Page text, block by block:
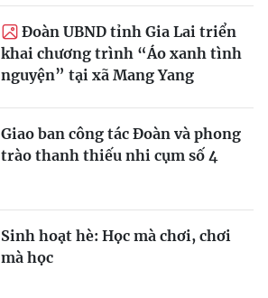
Đoàn UBND tỉnh Gia Lai triển
khai chương trình “Áo xanh tình
nguyện” tại xã Mang Yang
Giao ban công tác Đoàn và phong
trào thanh thiếu nhi cụm số 4
Sinh hoạt hè: Học mà chơi, chơi
mà học